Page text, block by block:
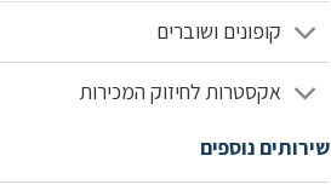
קופונים ושוברים
אקסטרות לחיזוק המכירות
שירותים נוספים